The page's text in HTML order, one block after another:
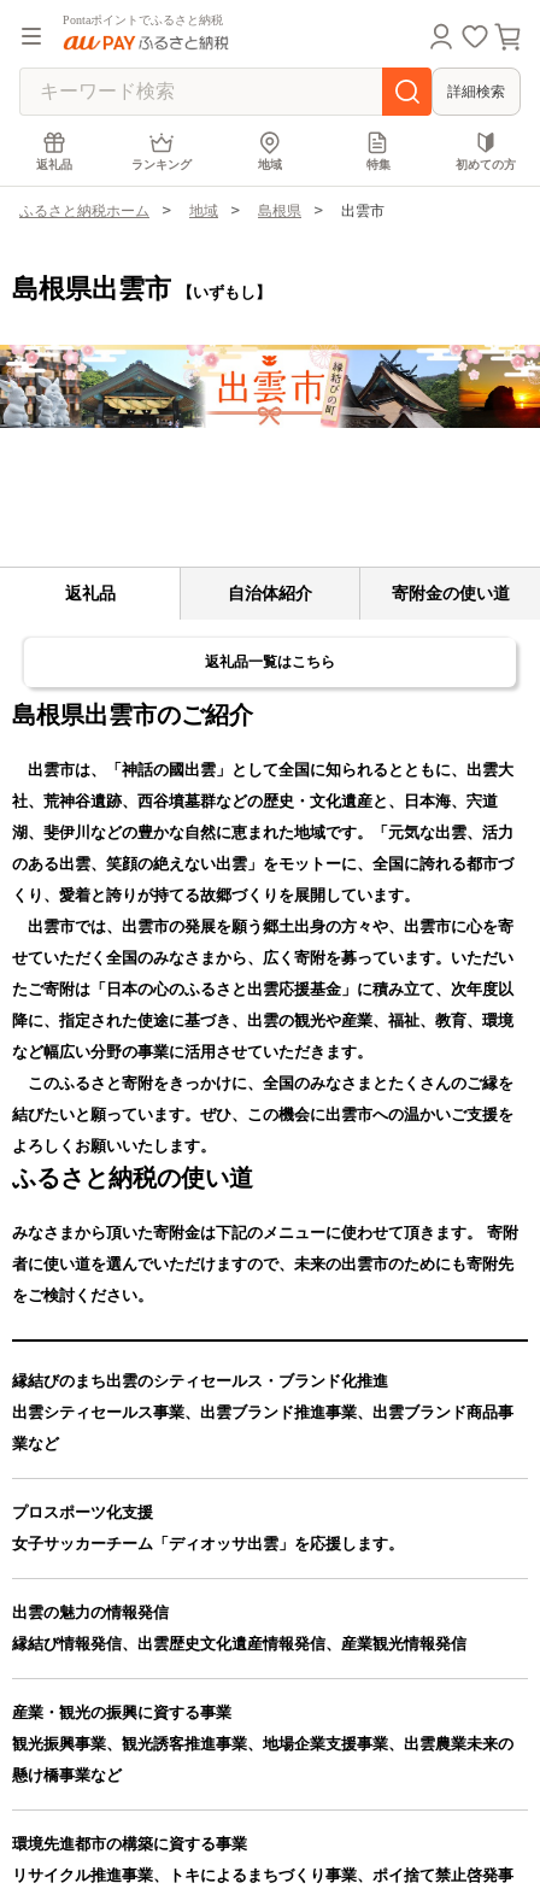
Pontaポイントでふるさと納税
詳細検索
返礼品 ランキング 地域 特集 初めての方
ふるさと納税ホーム 地域 島根県 出雲市
島根県出雲市 【いずもし】
返礼品 自治体紹介 寄附金の使い道
返礼品一覧はこちら
島根県出雲市のご紹介
出雲市は、「神話の國出雲」として全国に知られるとともに、出雲大
社、荒神谷遺跡、西谷墳墓群などの歴史・文化遺産と、日本海、宍道
湖、斐伊川などの豊かな自然に恵まれた地域です。「元気な出雲、活力
のある出雲、笑顔の絶えない出雲」をモットーに、全国に誇れる都市づ
くり、愛着と誇りが持てる故郷づくりを展開しています。
出雲市では、出雲市の発展を願う郷土出身の方々や、出雲市に心を寄
せていただく全国のみなさまから、広く寄附を募っています。いただい
たご寄附は「日本の心のふるさと出雲応援基金」に積み立て、次年度以
降に、指定された使途に基づき、出雲の観光や産業、福祉、教育、環境
など幅広い分野の事業に活用させていただきます。
このふるさと寄附をきっかけに、全国のみなさまとたくさんのご縁を
結びたいと願っています。ぜひ、この機会に出雲市への温かいご支援を
よろしくお願いいたします。
ふるさと納税の使い道
みなさまから頂いた寄附金は下記のメニューに使わせて頂きます。
寄附
者に使い道を選んでいただけますので、未来の出雲市のためにも寄附先
をご検討ください。
縁結びのまち出雲のシティセールス・ブランド化推進
出雲シティセールス事業、出雲ブランド推進事業、出雲ブランド商品事
業など
プロスポーツ化支援
女子サッカーチーム「ディオッサ出雲」を応援します。
出雲の魅力の情報発信
縁結び情報発信、出雲歴史文化遺産情報発信、産業観光情報発信
産業・観光の振興に資する事業
観光振興事業、観光誘客推進事業、地場企業支援事業、出雲農業未来の
懸け橋事業など
環境先進都市の構築に資する事業
リサイクル推進事業、トキによるまちづくり事業、ポイ捨て禁止啓発事